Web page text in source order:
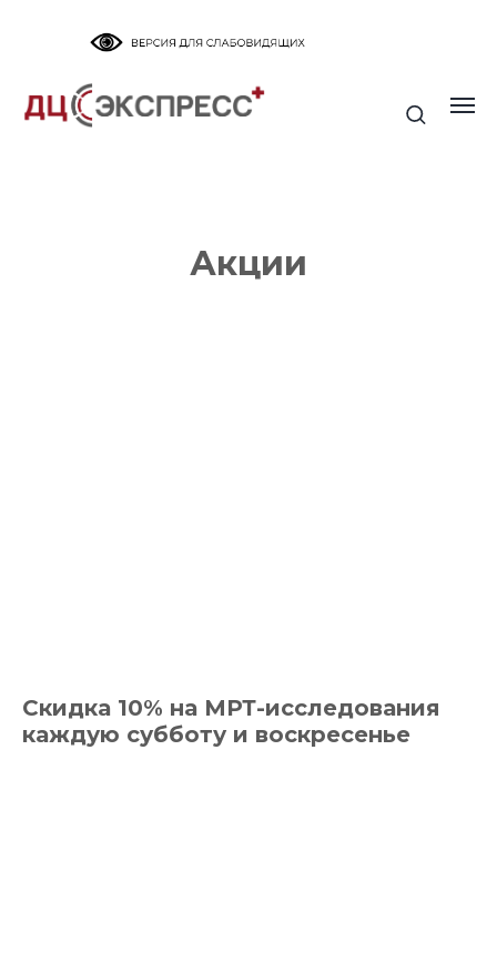
Акции
Скидка 10% на МРТ-исследования
каждую субботу и воскресенье